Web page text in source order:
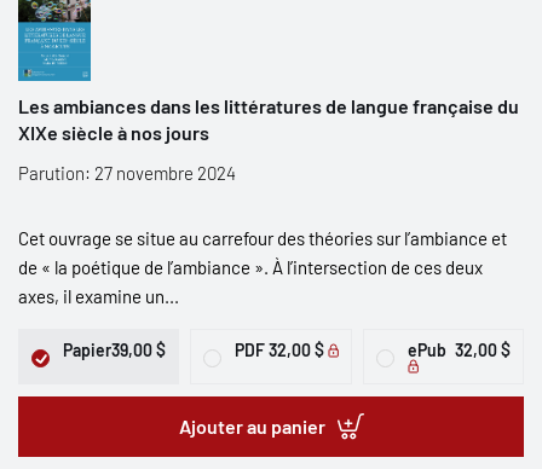
Les ambiances dans les littératures de langue française du
XIXe siècle à nos jours
Parution: 27 novembre 2024
Cet ouvrage se situe au carrefour des théories sur l’ambiance et
de « la poétique de l’ambiance ». À l’intersection de ces deux
axes, il examine un...
Papier39,00 $ PDF32,00 $ ePub 32,00 $
Ajouter au panier